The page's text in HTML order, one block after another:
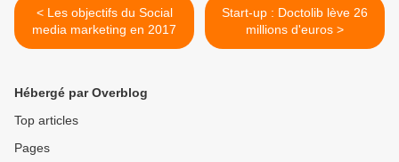
< Les objectifs du Social
media marketing en 2017
Start-up : Doctolib lève 26
millions d'euros >
Hébergé par Overblog
Top articles
Pages